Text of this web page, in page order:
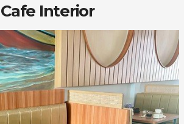
Cafe Interior